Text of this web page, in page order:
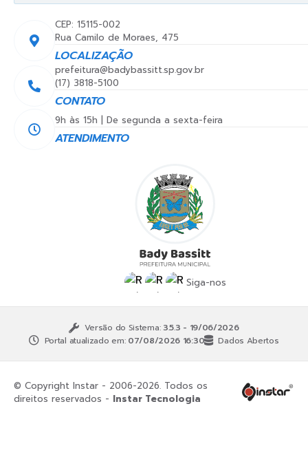
Siga-nos
LOCALIZAÇÃO
Rua Camilo de Moraes, 475
CEP: 15115-002
CONTATO
(17) 3818-5100
prefeitura@badybassitt.sp.gov.br
ATENDIMENTO
9h às 15h | De segunda a sexta-feira
Versão do Sistema: 3.5.3 - 19/06/2026
Portal atualizado em: 07/08/2026 16:30 Dados Abertos
© Copyright Instar - 2006-2026. Todos os
direitos reservados - Instar Tecnologia